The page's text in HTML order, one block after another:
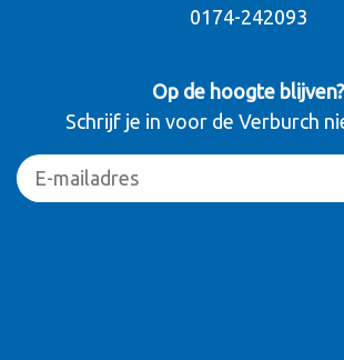
0174-242093
Op de hoogte blijven?
Schrijf je in voor de Verburch